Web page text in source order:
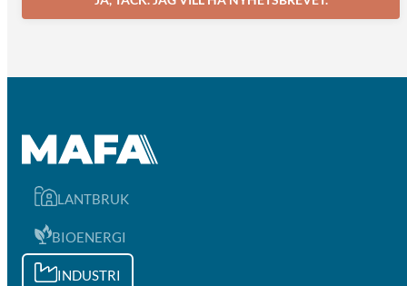
LANTBRUK
BIOENERGI
INDUSTRI